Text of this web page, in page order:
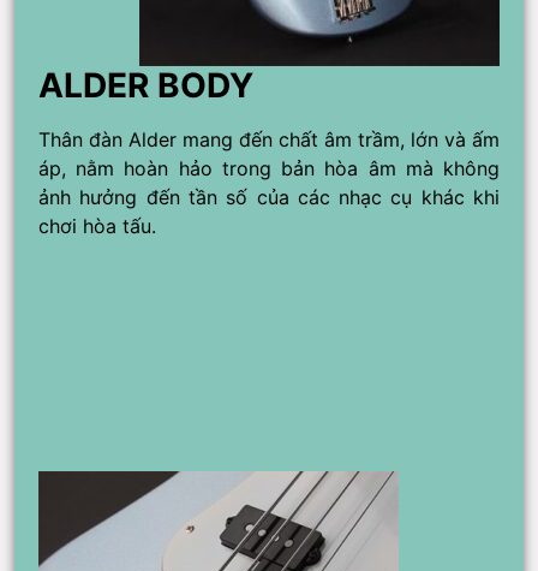
ALDER BODY
Thân đàn Alder mang đến chất âm trầm, lớn và ấm
áp, nằm hoàn hảo trong bản hòa âm mà không
ảnh hưởng đến tần số của các nhạc cụ khác khi
chơi hòa tấu.